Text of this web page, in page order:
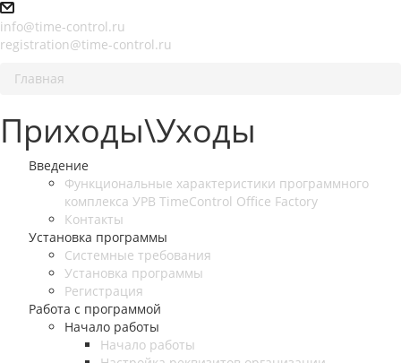
info@time-control.ru
registration@time-control.ru
Главная
Приходы\Уходы
Введение
Функциональные характеристики программного
комплекса УРВ TimeControl Office Factory
Контакты
Установка программы
Системные требования
Установка программы
Регистрация
Работа с программой
Начало работы
Начало работы